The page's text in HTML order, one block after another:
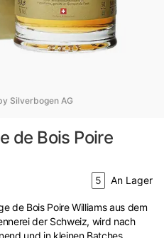
Silverbogen AG
de Bois Poire
5 An Lager
de Bois Poire Williams aus dem
der Schweiz, wird nach
und in kleinen Batches